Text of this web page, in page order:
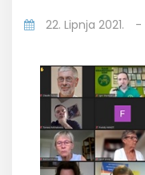
22. Lipnja 2021. -